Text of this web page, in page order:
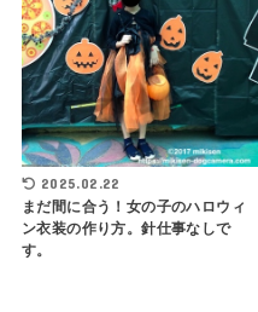
2025.02.22
まだ間に合う！女の子のハロウィ
ン衣装の作り方。針仕事なしで
す。